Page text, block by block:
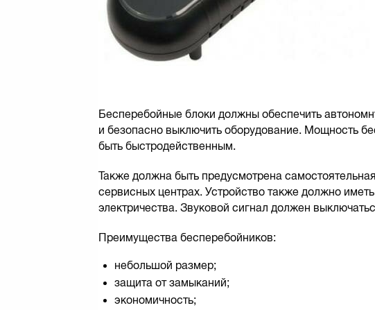
Бесперебойные блоки должны обеспечить
и безопасно выключить оборудование. Мощность
быть быстродейственным.
Также должна быть предусмотрена
сервисных центрах. Устройство также должно
электричества. Звуковой сигнал должен
Преимущества бесперебойников:
небольшой размер;
защита от замыканий;
экономичность;